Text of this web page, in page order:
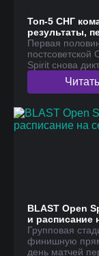
Топ-5 СНГ
результаты,
Первая
постсоветской
Spirit снова
Читать
BLAST Open
и расписание
Групповая
финишную
день матчей